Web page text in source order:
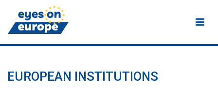
Eyes on Europe
EUROPEAN INSTITUTIONS